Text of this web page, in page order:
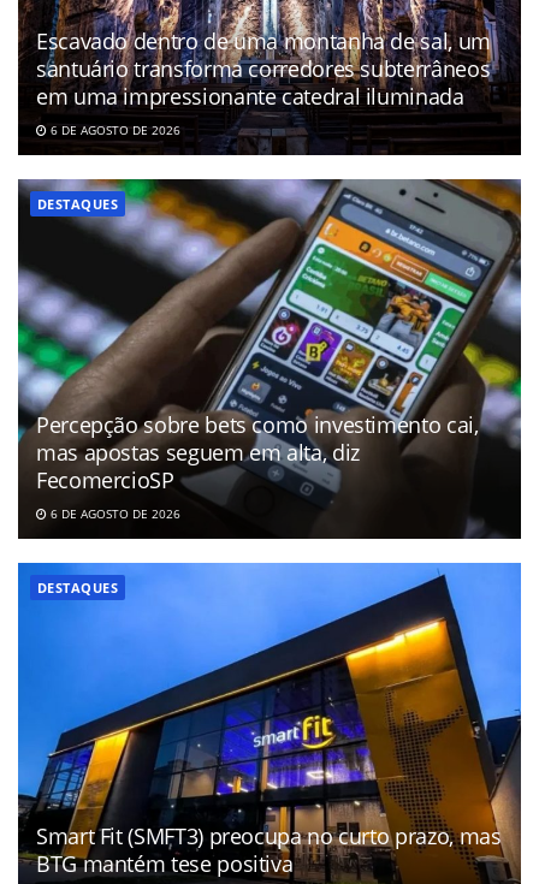
Escavado dentro de uma montanha de sal, um
santuário transforma corredores subterrâneos
em uma impressionante catedral iluminada
6 DE AGOSTO DE 2026
DESTAQUES
Percepção sobre bets como investimento cai,
mas apostas seguem em alta, diz
FecomercioSP
6 DE AGOSTO DE 2026
DESTAQUES
Smart Fit (SMFT3) preocupa no curto prazo, mas
BTG mantém tese positiva